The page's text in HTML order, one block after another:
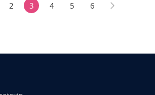
2 3 4 5 6